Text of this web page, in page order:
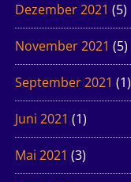
Dezember 2021 (5)
November 2021 (5)
September 2021 (1)
Juni 2021 (1)
Mai 2021 (3)